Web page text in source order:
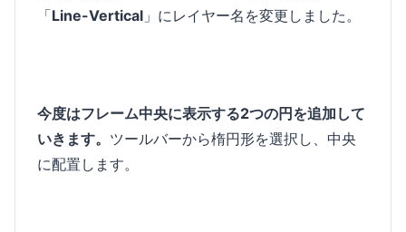
「Line-Vertical 」にレイヤー名を変更しました。
今度はフレーム中央に表示する2つの円を追加して
いきます。 ツールバーから楕円形を選択し、中央
に配置します。